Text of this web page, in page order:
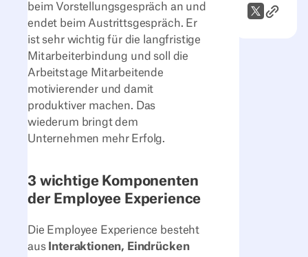
X (Twitter)
Link
beim Vorstellungsgespräch an und
endet beim Austrittsgespräch. Er
ist sehr wichtig für die langfristige
Mitarbeiterbindung und soll die
Arbeitstage Mitarbeitende
motivierender und damit
produktiver machen. Das
wiederum bringt dem
Unternehmen mehr Erfolg.
3 wichtige Komponenten
der Employee Experience
Die Employee Experience besteht
aus Interaktionen, Eindrücken